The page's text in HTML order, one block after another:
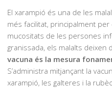
El xarampió és una de les
més facilitat, principalment
mucositats de les persones
granissada, els malalts deixen
vacuna és la mesura
S’administra mitjançant la
xarampió, les galteres i la